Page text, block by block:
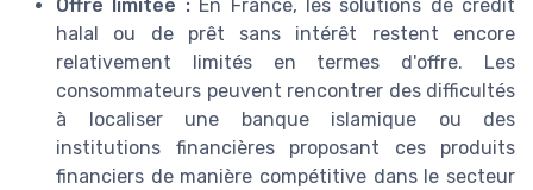
Offre limitée :En France, les solutions de crédit
halal ou de prêt sans intérêt restent encore
relativement limités en termes d'offre. Les
consommateurs peuvent rencontrer des difficultés
à localiser une banque islamique ou des
institutions financières proposant ces produits
financiers de manière compétitive dans le secteur